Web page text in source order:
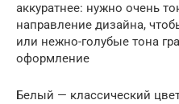
аккуратнее: нужно очень
направление дизайна,
или нежно-голубые тона
оформление
Белый — классический